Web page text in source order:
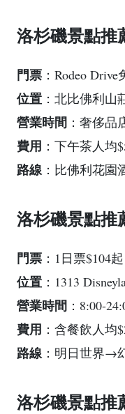
洛杉磯景點推
門票 ：Rodeo
位置 ：北比佛利山
營業時間 ：奢侈品
費用 ：下午茶人均
路線：比佛利花
洛杉磯景點推
門票 ：1日票$104
位置 ：1313
營業時間 ：8:00-
費用 ：含餐飲人均
路線：明日世界→
洛杉磯景點推